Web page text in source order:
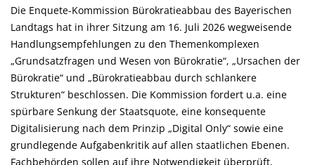
Die Enquete-Kommission Bürokratieabbau des Bayerischen
Landtags hat in ihrer Sitzung am 16. Juli 2026 wegweisende
Handlungsempfehlungen zu den Themenkomplexen
Grundsatzfragen und Wesen von Bürokratie“, „Ursachen der
Bürokratie“ und „Bürokratieabbau durch schlankere
Strukturen“ beschlossen. Die Kommission fordert u.a. eine
spürbare Senkung der Staatsquote, eine konsequente
Digitalisierung nach dem Prinzip „Digital Only“ sowie eine
grundlegende Aufgabenkritik auf allen staatlichen Ebenen.
Fachbehörden sollen auf ihre Notwendigkeit überprüft,